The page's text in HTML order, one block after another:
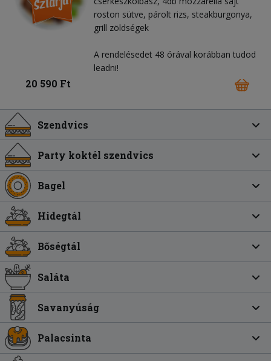
roston sütve, párolt rizs, steakburgonya,
grill zöldségek
A rendelésedet 48 órával korábban tudod
leadni!
20 590 Ft
Szendvics
Party koktél szendvics
Bagel
Hidegtál
Bőségtál
Saláta
Savanyúság
Palacsinta